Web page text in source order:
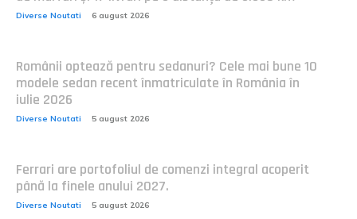
Diverse Noutati 6 august 2026
Românii optează pentru sedanuri? Cele mai bune 10
modele sedan recent înmatriculate în România în
iulie 2026
Diverse Noutati 5 august 2026
Ferrari are portofoliul de comenzi integral acoperit
până la finele anului 2027.
Diverse Noutati 5 august 2026